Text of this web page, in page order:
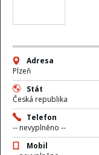
Adresa
Plzeň
Stát
Česká republika
Telefon
-- nevyplněno --
Mobil